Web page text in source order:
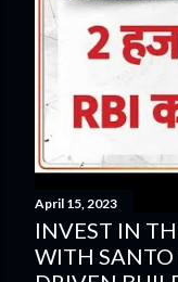
April 15, 2023
INVEST IN
WITH SANTO